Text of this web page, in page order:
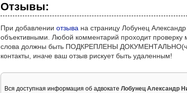
Отзывы:
При добавлении отзыва на страницу Лобунец
объективными. Любой комментарий проходит
слова должны быть ПОДКРЕПЛЕНЫ
контакты, иначе ваш отзыв рискует быть удаленным!
Вся доступная информация об адвокате Лобунец Александр